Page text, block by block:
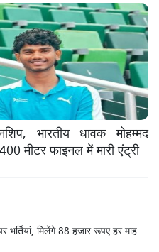
भारतीय धावक मोहम्मद
मीटर फाइनल में मारी एंट्री
भर्तियां, मिलेंगे 88 हजार रूपए हर माह